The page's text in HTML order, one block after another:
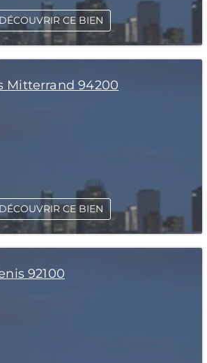
DÉCOUVRIR CE BIEN
Mitterrand 94200
DÉCOUVRIR CE BIEN
92100